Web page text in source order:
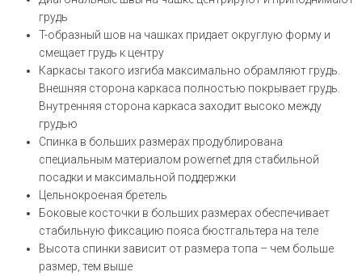
грудь
T-образный шов на чашках придает округлую форму и
смещает грудь к центру
Каркасы такого изгиба максимально обрамляют грудь.
Внешняя сторона каркаса полностью покрывает грудь.
Внутренняя сторона каркаса заходит высоко между
грудью
Спинка в больших размерах продублирована
специальным материалом powernet для стабильной
посадки и максимальной поддержки
Цельнокроеная бретель
Боковые косточки в больших размерах обеспечивает
стабильную фиксацию пояса бюстгальтера на теле
Высота спинки зависит от размера топа – чем больше
размер, тем выше